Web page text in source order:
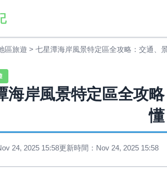
區旅遊 > 七星潭海岸風景特定區全攻略：交通、
海岸風景特定區全攻
懂
24, 2025 15:58更新時間：Nov 24, 2025 15:58